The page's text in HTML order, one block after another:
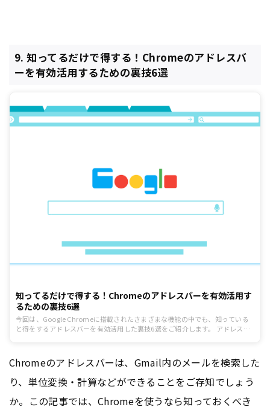
9. 知ってるだけで得する！Chromeのアドレスバ
ーを有効活用するための裏技6選
知ってるだけで得する！Chromeのアドレスバーを有効活用す
るための裏技6選
今回は、Google Chromeに搭載されたさまざまな機能の中でも、知っている
と得をするアドレスバーを有効活用した裏技6選をご紹介します。 アドレスバ
ていますので、1分1秒が惜しいビジネスマンの方はぜひ参考にしてみてはいか
がでしょうか。
Chromeのアドレスバーは、Gmail内のメールを検索した
り、単位変換・計算などができることをご存知でしょう
か。この記事では、Chromeを使うなら知っておくべき